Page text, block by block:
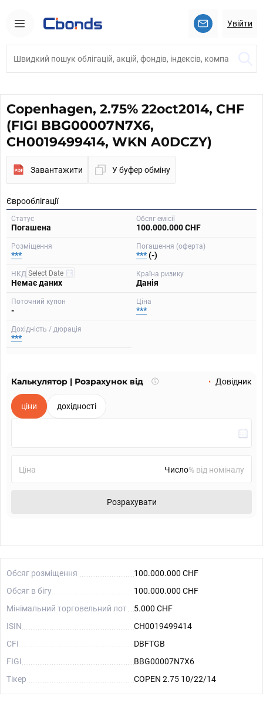
Увійти
Copenhagen, 2.75% 22oct2014, CHF
(FIGI BBG00007N7X6,
CH0019499414, WKN A0DCZY)
Завантажити У буфер обміну
Єврооблігації
Статус
Погашена
Обсяг емісії
100.000.000 CHF
Розміщення
***
Погашення (оферта)
***(-)
НКД
Немає даних
Країна ризику
Данія
Поточний купон
-
Ціна
***
Дохідність / дюрація
***
Калькулятор | Розрахунок від
Що
Довідник
ціни дохідності
Ціна % від номіналу
Розрахувати
Обсяг розміщення
100.000.000 CHF
Обсяг в бігу
100.000.000 CHF
Мінімальний торговельний лот
5.000 CHF
ISIN
CH0019499414
CFI
DBFTGB
FIGI
BBG00007N7X6
Тікер
COPEN 2.75 10/22/14